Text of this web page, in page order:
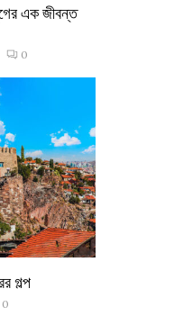
এক জীবন্ত
0
গল্প
0